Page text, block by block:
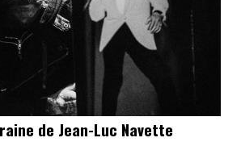
de Jean-Luc Navette